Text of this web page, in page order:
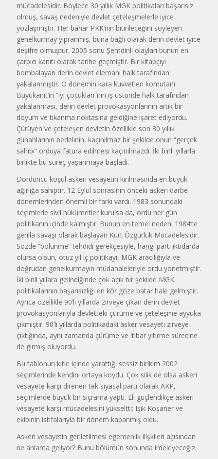
mücadelesidir. Böylece 30 yıllık MGK politikaları başarısız
olmuş, savaş nedeniyle devlet çeteleşmelerle iyice
yozlaşmıştır. Her bahar PKK’nin bitirileceğini söyleyen
genelkurmay yıpranmış, buna bağlı olarak derin devlet iyice
deşifre olmuştur. 2005 sonu Şemdinli olayları bunun en
çarpıcı kanıtı olarak tarihe geçmiştir. Bir kitapçıyı
bombalayan derin devlet elemanı halk tarafından
yakalanmıştır. O dönemin kara kuvvetleri komutanı
Büyükanıt’ın “iyi çocukları”nın iş üstünde halk tarafından
yakalanması, derin devlet provokasyonlarının artık bir
doyum ve tıkanma noktasına geldiğine işaret ediyordu.
Çürüyen ve çeteleşen devletin özellikle son 30 yıllık
günahlarının bedelinin, kaçınılmaz bir şekilde onun “gerçek
sahibi” orduya fatura edilmesi kaçınılmazdı. İki binli yıllarla
birlikte bu süreç yaşanmaya başladı.
Dördüncü koşul askeri vesayetin kırılmasında en büyük
ağırlığa sahiptir. 12 Eylül sonrasının önceki askeri darbe
dönemlerinden önemli bir farkı vardı. 1983 sonundaki
seçimlerle sivil hükümetler kurulsa da, ordu her gün
politikanın içinde kalmıştır. Bunun en temel nedeni 1984’te
gerilla savaşı olarak başlayan Kürt Özgürlük Mücadelesidir.
Sözde “bölünme” tehdidi gerekçesiyle, hangi parti iktidarda
olursa olsun, otuz yıl iç politikayı, MGK aracılığıyla ve
doğrudan genelkurmayın müdahaleleriyle ordu yönetmiştir.
İki binli yıllara gelindiğinde çok açık bir şekilde MGK
politikalarının başarısızlığı en kör göze batar hale gelmiştir.
Ayrıca özellikle 90’lı yıllarda zirveye çıkan derin devlet
provokasyonlarıyla devletteki çürüme ve çeteleşme ayyuka
çıkmıştır. 90’lı yıllarda politikadaki asker vesayeti zirveye
çıktığında, aynı zamanda çürüme ve itibar yitirme sürecine
de girmiş oluyordu.
Bu tablonun kitle içinde yarattığı sessiz birikim 2002
seçimlerinde kendini ortaya koydu. Çok silik de olsa askeri
vesayete karşı direnen tek siyasal parti olarak AKP,
seçimlerde büyük bir sıçrama yaptı. Eli güçlendikçe askeri
vesayete karşı mücadelesini yükseltti; Işık Koşaner ve
ekibinin istifalarıyla bir dönem kapanmış oldu.
Askeri vesayetin geriletilmesi egemenlik ilişkileri açısından
ne anlama geliyor? Bunu bölümün sonunda irdeleyeceğiz.